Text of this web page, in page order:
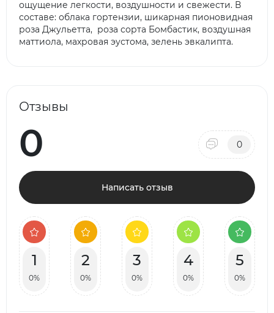
ощущение легкости, воздушности и свежести. В
составе: облака гортензии, шикарная пионовидная
роза Джульетта, роза сорта Бомбастик, воздушная
маттиола, махровая эустома, зелень эвкалипта.
Отзывы
0 0
Написать отзыв
1
0%
2
0%
3
0%
4
0%
5
0%